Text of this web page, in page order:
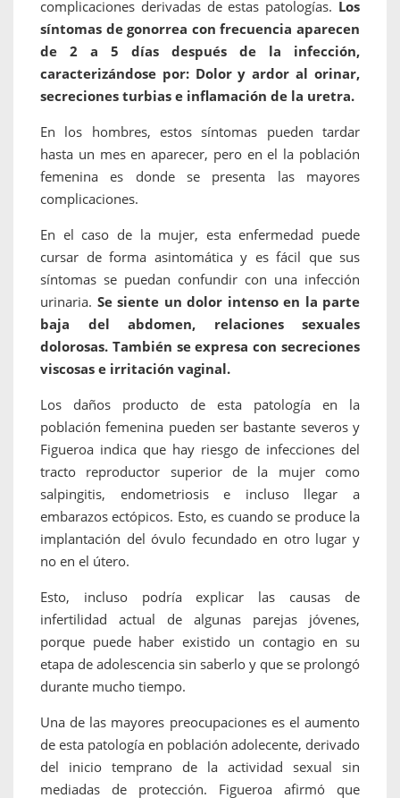
complicaciones derivadas de estas patologías. Los
síntomas de gonorrea con frecuencia aparecen
de 2 a 5 días después de la infección,
caracterizándose por: Dolor y ardor al orinar,
secreciones turbias e inflamación de la uretra.
En los hombres, estos síntomas pueden tardar
hasta un mes en aparecer, pero en el la población
femenina es donde se presenta las mayores
complicaciones.
En el caso de la mujer, esta enfermedad puede
cursar de forma asintomática y es fácil que sus
síntomas se puedan confundir con una infección
urinaria. Se siente un dolor intenso en la parte
baja del abdomen, relaciones sexuales
dolorosas. También se expresa con secreciones
viscosas e irritación vaginal.
Los daños producto de esta patología en la
población femenina pueden ser bastante severos y
Figueroa indica que hay riesgo de infecciones del
tracto reproductor superior de la mujer como
salpingitis, endometriosis e incluso llegar a
embarazos ectópicos. Esto, es cuando se produce la
implantación del óvulo fecundado en otro lugar y
no en el útero.
Esto, incluso podría explicar las causas de
infertilidad actual de algunas parejas jóvenes,
porque puede haber existido un contagio en su
etapa de adolescencia sin saberlo y que se prolongó
durante mucho tiempo.
Una de las mayores preocupaciones es el aumento
de esta patología en población adolecente, derivado
del inicio temprano de la actividad sexual sin
mediadas de protección. Figueroa afirmó que